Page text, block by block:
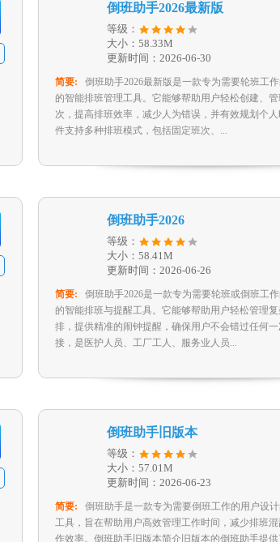
倒班助手2026最新版
等级：
大小：58.33M
更新时间：2026-06-30
简要:
倒班助手2026最新版是一款专为需要轮班工
的智能排班管理工具。它能够帮助用户轻松创建、
次，提高排班效率，减少人为错误，并有效规划个
件支持多种排班模式，包括固定班次、...
倒班助手2026
等级：
大小：58.41M
更新时间：2026-06-26
简要:
倒班助手2026是一款专为需要轮班或倒班工
的智能排班与提醒工具。它能够帮助用户轻松管理
排，提供精准的闹钟提醒，确保用户不会错过任何
接，是医护人员、工厂工人、服务业人员...
倒班助手旧版本
等级：
大小：57.01M
更新时间：2026-06-23
简要:
倒班助手是一款专为需要倒班工作的用户设
工具，旨在帮助用户高效管理工作时间，减少排班
作效率。倒班助手旧版本简介旧版本的倒班助手提